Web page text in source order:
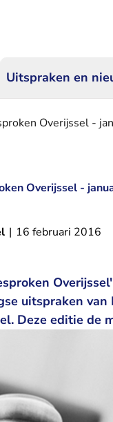
Uitspraken en
Overijssel -
Overijssel -
| 16 februari 2016
uitspraken
Deze editie de